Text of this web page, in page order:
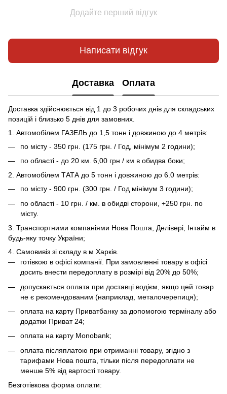
Додайте перший відгук
Написати відгук
Доставка Оплата
Доставка здійснюється від 1 до 3 робочих днів для складських
позицій і близько 5 днів для замовних.
1. Автомобілем ГАЗЕЛЬ до 1,5 тонн і довжиною до 4 метрів:
по місту - 350 грн. (175 грн. / Год, мінімум 2 години);
по області - до 20 км. 6,00 грн / км в обидва боки;
2. Автомобілем ТАТА до 5 тонн і довжиною до 6.0 метрів:
по місту - 900 грн. (300 грн. / Год мінімум 3 години);
по області - 10 грн. / км. в обидві сторони, +250 грн. по
місту.
3. Транспортними компаніями Нова Пошта, Делівері, Інтайм в
будь-яку точку України;
4. Самовивіз зі складу в м Харків.
готівкою в офісі компанії. При замовленні товару в офісі
досить внести передоплату в розмірі від 20% до 50%;
допускається оплата при доставці водієм, якщо цей товар
не є рекомендованим (наприклад, металочерепиця);
оплата на карту Приватбанку за допомогою терміналу або
додатки Приват 24;
оплата на карту Monobank;
оплата післяплатою при отриманні товару, згідно з
тарифами Нова пошта, тільки після передоплати не
менше 5% від вартості товару.
Безготівкова форма оплати: